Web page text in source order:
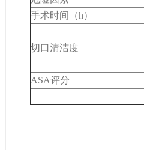
手术时间（h）
切口清洁度
ASA评分